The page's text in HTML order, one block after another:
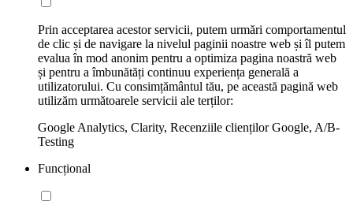
Prin acceptarea acestor servicii, putem urmări comportamentul
de clic și de navigare la nivelul paginii noastre web și îl putem
evalua în mod anonim pentru a optimiza pagina noastră web
și pentru a îmbunătăți continuu experiența generală a
utilizatorului. Cu consimțământul tău, pe această pagină web
utilizăm următoarele servicii ale terților:
Google Analytics, Clarity, Recenziile clienților Google, A/B-
Testing
Funcțional